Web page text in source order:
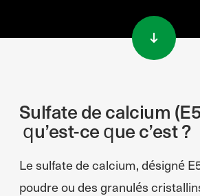
Sulfate de calcium
qu’est-ce que c’est ?
Le sulfate de calcium, désigné
poudre ou des granulés